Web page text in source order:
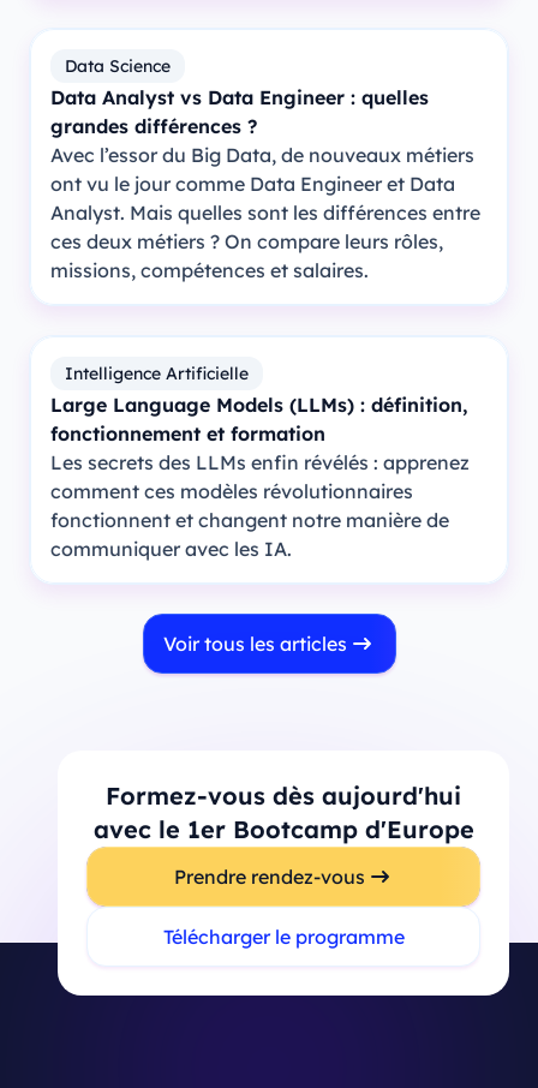
Data Science
Data Analyst vs Data Engineer : quelles
grandes différences ?
Avec l’essor du Big Data, de nouveaux métiers
ont vu le jour comme Data Engineer et Data
Analyst. Mais quelles sont les différences entre
ces deux métiers ? On compare leurs rôles,
missions, compétences et salaires.
Intelligence Artificielle
Large Language Models (LLMs) : définition,
fonctionnement et formation
Les secrets des LLMs enfin révélés : apprenez
comment ces modèles révolutionnaires
fonctionnent et changent notre manière de
communiquer avec les IA.
Voir tous les articles
Formez-vous dès aujourd'hui
avec le 1er Bootcamp d'Europe
Prendre rendez-vous
Télécharger le programme